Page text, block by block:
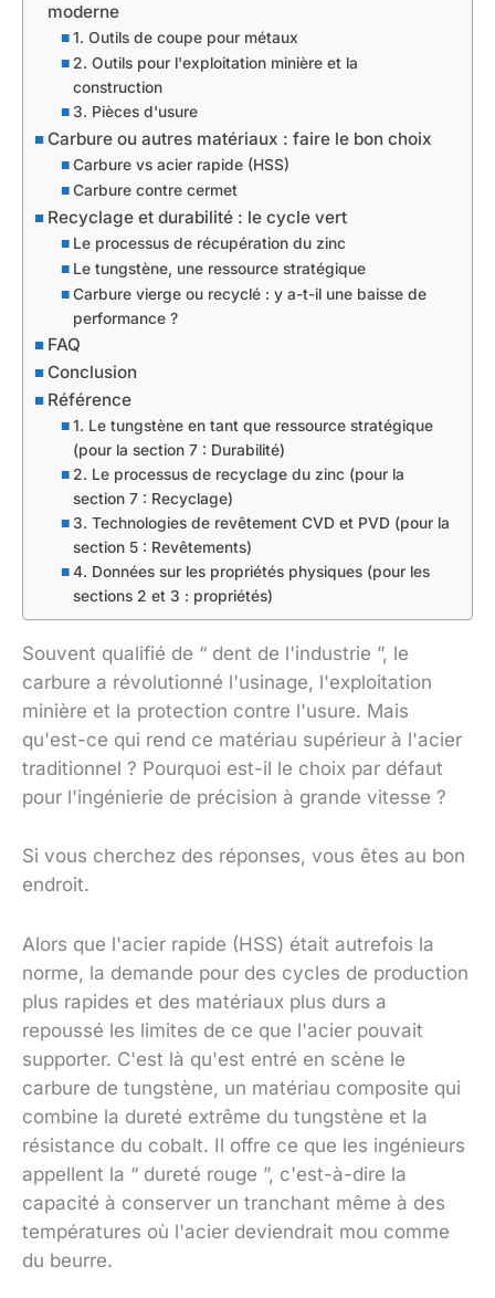
moderne
1. Outils de coupe pour métaux
2. Outils pour l'exploitation minière et la
construction
3. Pièces d'usure
Carbure ou autres matériaux : faire le bon choix
Carbure vs acier rapide (HSS)
Carbure contre cermet
Recyclage et durabilité : le cycle vert
Le processus de récupération du zinc
Le tungstène, une ressource stratégique
Carbure vierge ou recyclé : y a-t-il une baisse de
performance ?
FAQ
Conclusion
Référence
1. Le tungstène en tant que ressource stratégique
(pour la section 7 : Durabilité)
2. Le processus de recyclage du zinc (pour la
section 7 : Recyclage)
3. Technologies de revêtement CVD et PVD (pour la
section 5 : Revêtements)
4. Données sur les propriétés physiques (pour les
sections 2 et 3 : propriétés)
Souvent qualifié de “ dent de l'industrie ”, le
carbure a révolutionné l'usinage, l'exploitation
minière et la protection contre l'usure. Mais
qu'est-ce qui rend ce matériau supérieur à l'acier
traditionnel ? Pourquoi est-il le choix par défaut
pour l'ingénierie de précision à grande vitesse ?
Si vous cherchez des réponses, vous êtes au bon
endroit.
Alors que l'acier rapide (HSS) était autrefois la
norme, la demande pour des cycles de production
plus rapides et des matériaux plus durs a
repoussé les limites de ce que l'acier pouvait
supporter. C'est là qu'est entré en scène le
carbure de tungstène, un matériau composite qui
combine la dureté extrême du tungstène et la
résistance du cobalt. Il offre ce que les ingénieurs
appellent la “ dureté rouge ”, c'est-à-dire la
capacité à conserver un tranchant même à des
températures où l'acier deviendrait mou comme
du beurre.